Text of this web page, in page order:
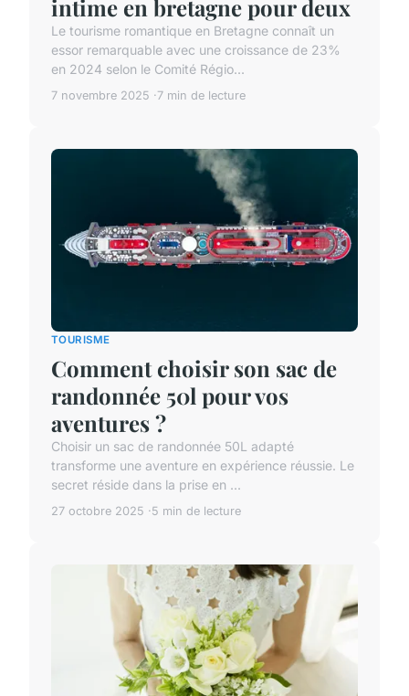
intime en bretagne pour deux
Le tourisme romantique en Bretagne connaît un
essor remarquable avec une croissance de 23%
en 2024 selon le Comité Régio...
7 novembre 2025 7 min de lecture
TOURISME
Comment choisir son sac de
randonnée 50l pour vos
aventures ?
Choisir un sac de randonnée 50L adapté
transforme une aventure en expérience réussie. Le
secret réside dans la prise en ...
27 octobre 2025 5 min de lecture